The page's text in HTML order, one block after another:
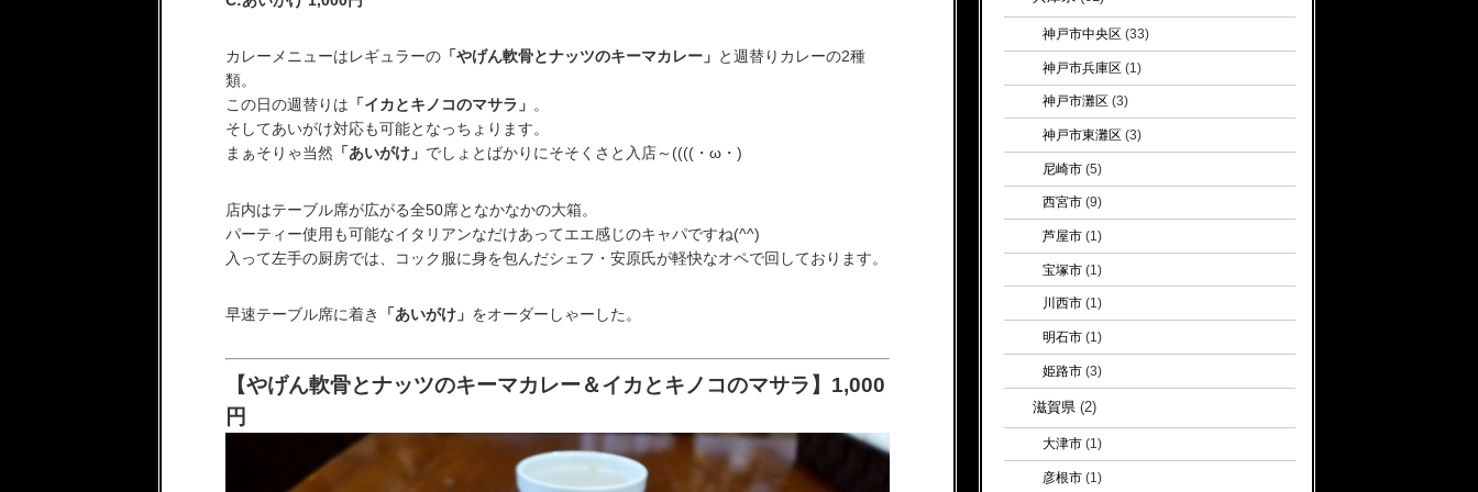
カレーメニューはレギュラーの 「やげん軟骨とナッツのキーマカレー」 と週替りカレーの2種
類。
この日の週替りは 「イカとキノコのマサラ」 。
そしてあいがけ対応も可能となっちょります。
まぁそりゃ当然 「あいがけ」 でしょとばかりにそそくさと入店～((((・ω・)
店内はテーブル席が広がる全50席となかなかの大箱。
パーティー使用も可能なイタリアンなだけあってエエ感じのキャパですね(^^)
入って左手の厨房では、コック服に身を包んだシェフ・安原氏が軽快なオペで回しております。
早速テーブル席に着き 「あいがけ」 をオーダーしゃーした。
【やげん軟骨とナッツのキーマカレー＆イカとキノコのマサラ】1,000
円
神戸市中央区(33)
神戸市兵庫区(1)
神戸市灘区 (3)
神戸市東灘区(3)
尼崎市(5)
西宮市(9)
芦屋市(1)
宝塚市(1)
川西市(1)
明石市(1)
姫路市(3)
滋賀県(2)
大津市(1)
彦根市(1)